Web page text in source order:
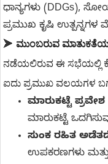
ಧಾನ್ಯಗಳು (DDGs),
ಪ್ರಮುಖ ಕೃಷಿ ಉತ್ಪನ್ನಗಳ
➤ ಮುಂಬರುವ
ನಡೆಯಲಿರುವ ಈ ಸಭೆಯಲ್ಲಿ
ಐದು ಪ್ರಮುಖ ವಲಯಗಳ
ಮಾರುಕಟ್ಟೆ ಪ್ರವೇಶ
ಮಾರುಕಟ್ಟೆ
ಸುಂಕ ರಹಿತ
ಉಪಕರಣಗಳು ಮತ್ತು